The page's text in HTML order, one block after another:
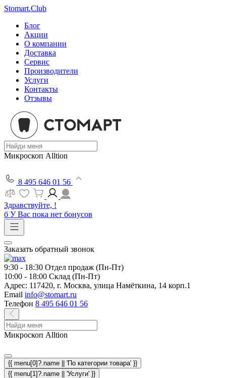
Stomart.Club
Блог
Акции
О компании
Доставка
Сервис
Производители
Услуги
Контакты
Отзывы
Микроскоп Alltion
8 495 646 01 56
Здравствуйте, !
б У Вас пока нет бонусов
Заказать обратный звонок
9:30 - 18:30 Отдел продаж (Пн-Пт)
10:00 - 18:00 Склад (Пн-Пт)
Адрес: 117420, г. Москва, улица Намёткина, 14 корп.1
Email info@stomart.ru
Телефон 8 495 646 01 56
Микроскоп Alltion
{{ menu[0]?.name || 'По категории товара' }}
{{ menu[1]?.name || 'Услуги' }}